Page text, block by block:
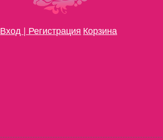
Вход | Регистрация Корзина